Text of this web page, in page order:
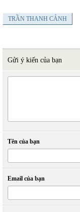
TRẦN THANH CẢNH
Gửi ý kiến của bạn
Tên của bạn
Email của bạn